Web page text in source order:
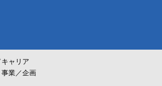
ャリア
事業／企画